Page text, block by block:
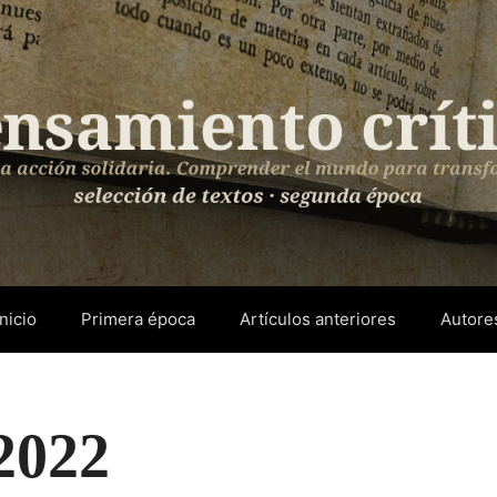
Primera época Artículos anteriores